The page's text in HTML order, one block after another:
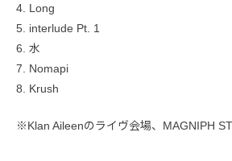
4. Long
5. interlude Pt. 1
6. 水
7. Nomapi
8. Krush
※Klan Aileenのライヴ会場、MAGNIPH